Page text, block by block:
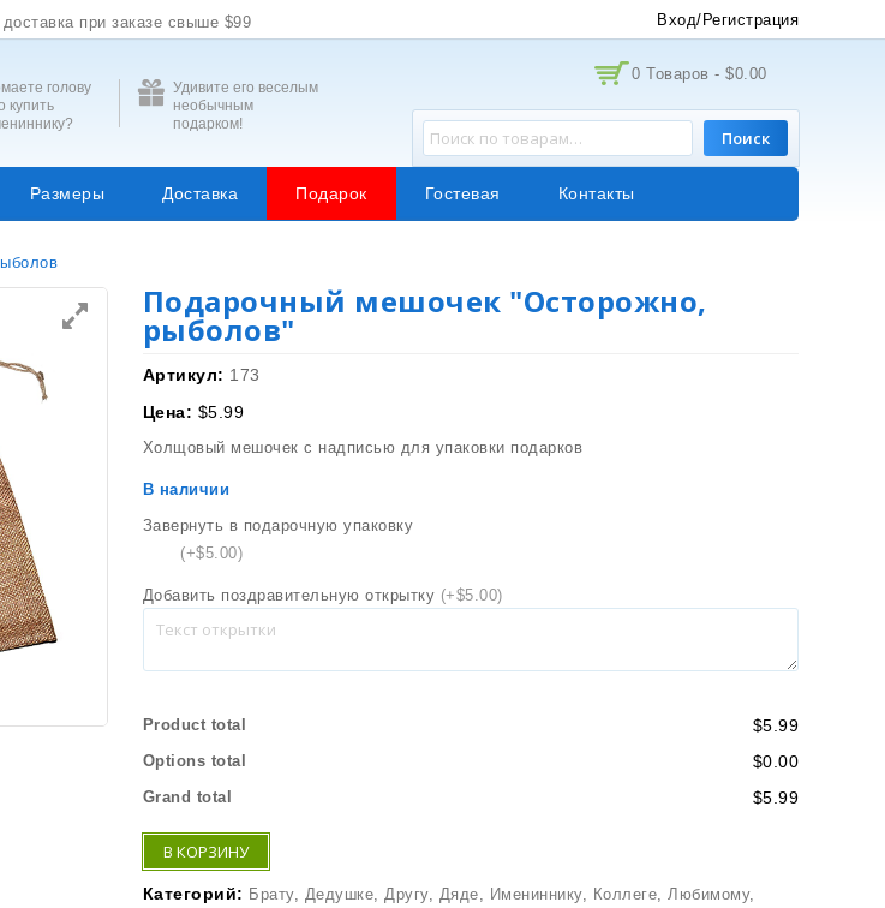
при заказе свыше $99 Вход/Регистрация
голову
купить
Удивите его веселым
необычным
подарком!
0 Товаров - $0.00
Поиск
Размеры Доставка Подарок Гостевая Контакты
Подарочный мешочек "Осторожно,
рыболов"
Артикул: 173
Цена: $5.99
Холщовый мешочек с надписью для упаковки подарков
В наличии
Завернуть в подарочную упаковку
(+$5.00)
Добавить поздравительную открытку (+$5.00)
Product total $5.99
Options total $0.00
Grand total $5.99
В КОРЗИНУ
Категорий: Брату, Дедушке,Другу, Дяде, Имениннику, Коллеге,Любимому,